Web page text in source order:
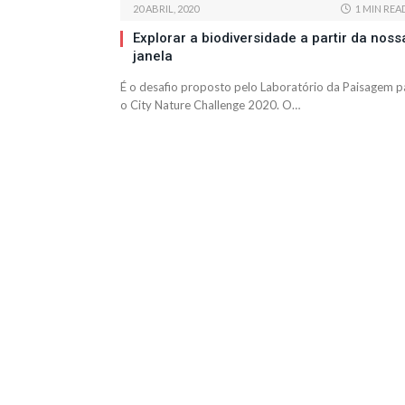
20 ABRIL, 2020 1 MIN
Explorar a biodiversidade a partir da
janela
É o desafio proposto pelo Laboratório da Paisagem
o City Nature Challenge 2020. O…